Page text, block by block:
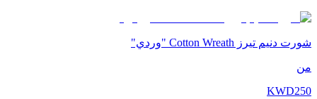
شورت دنيم تيرز Cotton Wreath "وردي"
من
KWD250